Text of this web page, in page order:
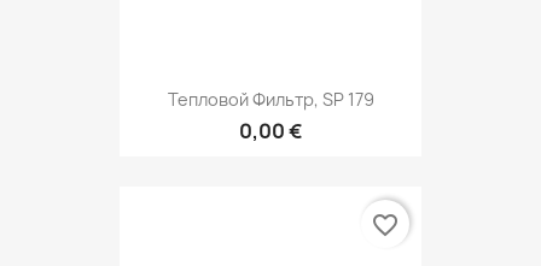
Тепловой Фильтр, SP 179
0,00 €
favorite_border